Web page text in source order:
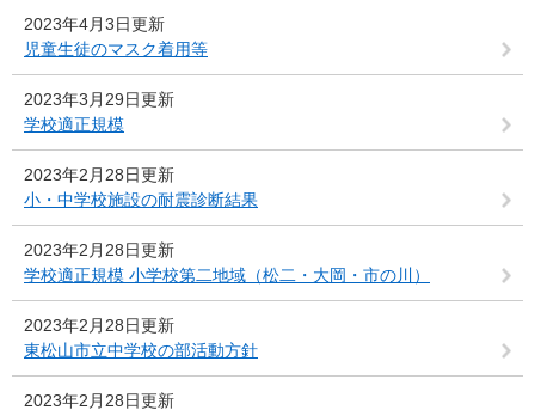
2023年4月3日更新
児童生徒のマスク着用等
2023年3月29日更新
学校適正規模
2023年2月28日更新
小・中学校施設の耐震診断結果
2023年2月28日更新
学校適正規模 小学校第二地域（松二・大岡・市の川）
2023年2月28日更新
東松山市立中学校の部活動方針
2023年2月28日更新